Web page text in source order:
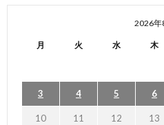
2026年
月 火 水 木
3 4 5 6
10 11 12 13